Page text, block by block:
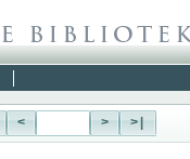
< > >|